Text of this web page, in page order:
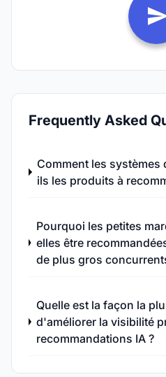
Frequently Asked
Comment les systèmes
ils les produits à
Pourquoi les petites
elles être
de plus gros
Quelle est la façon la
d'améliorer la visibilité
recommandations IA ?